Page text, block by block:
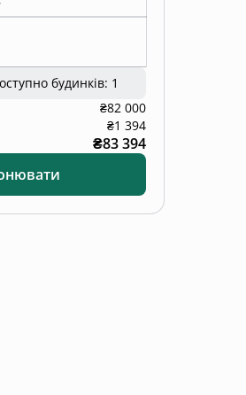
будинків: 1
₴82 000
₴1 394
₴83 394